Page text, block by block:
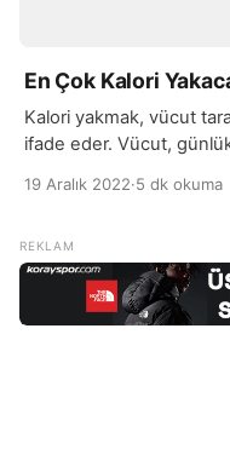
En Çok Kalori
Kalori yakmak, vücut
ifade eder. Vücut,
sağlanan enerjiden daha
Bu nedenle, kilo vermek
harcanan enerji
ve […]
19 Aralık 2022·5 dk okuma